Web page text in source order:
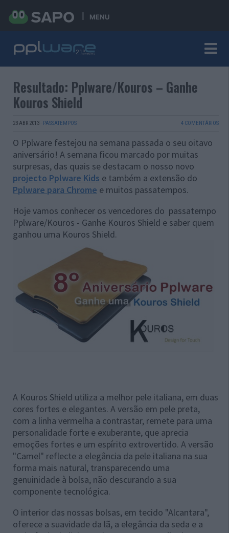
MENU
Resultado: Pplware/Kouros – Ganhe
Kouros Shield
23 ABR 2013 · PASSATEMPOS 4 COMENTÁRIOS
O Pplware festejou na semana passada o seu oitavo
aniversário! A semana ficou marcado por muitas
surpresas, das quais se destacam o nosso novo
projecto Pplware Kids e também a extensão do
Pplware para Chrome e muitos passatempos.
Hoje vamos conhecer os vencedores do passatempo
Pplware/Kouros - Ganhe Kouros Shield e saber quem
ganhou uma Kouros Shield.
A Kouros Shield utiliza a melhor pele italiana, em duas
cores fortes e elegantes. A versão em pele preta,
com a linha vermelha a contrastar, remete para uma
personalidade forte e exuberante, que aprecia
emoções fortes e um espírito extrovertido. A versão
"Camel" reflecte a elegância da pele italiana na sua
forma mais natural, transparecendo uma
genuinidade à bolsa, não descurando a sua
componente tecnológica.
O interior das nossas bolsas, em tecido "Alcantara",
oferece a suavidade da lã, a elegância da seda e a